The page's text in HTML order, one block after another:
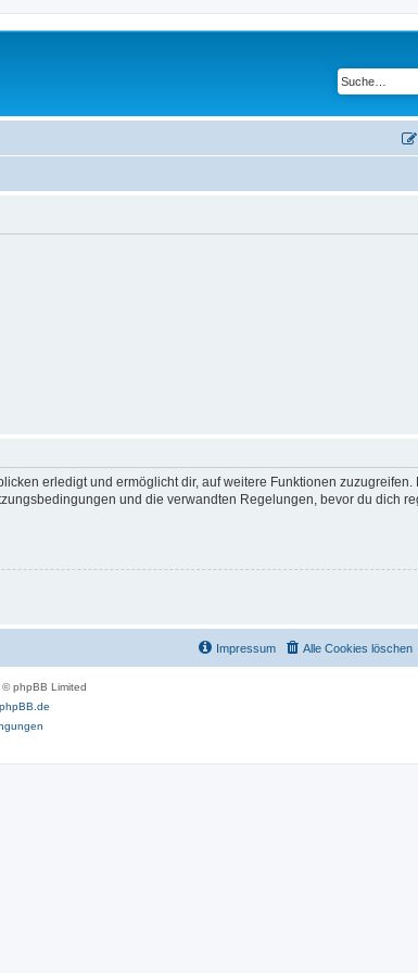
erledigt und ermöglicht dir, auf weitere Funktionen zuzugreifen.
und die verwandten Regelungen, bevor du dich
Alle Cookies löschen
Impressum
phpBB Limited
phpBB.de